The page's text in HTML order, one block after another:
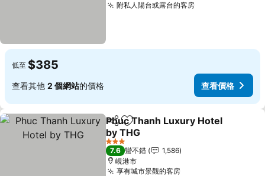
附私人陽台或露台的客房
低至 $385
查看其他 2 個網站的價格 查看價格
分享 加入我的最愛
Phuc Thanh Luxury Hotel
by THG
3 星級
7.6 蠻不錯
1,586
峴港市
享有城市景觀的客房